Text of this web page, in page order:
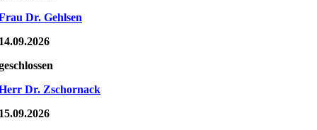
Dr. Gehlsen
Dr. Zschornack